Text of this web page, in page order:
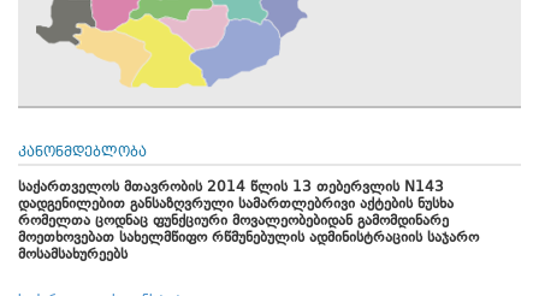
კანონმდებლობა
საქართველოს მთავრობის 2014 წლის 13 თებერვლის N143
დადგენილებით განსაზღვრული სამართლებრივი აქტების ნუსხა
რომელთა ცოდნაც ფუნქციური მოვალეობებიდან გამომდინარე
მოეთხოვებათ სახელმწიფო რწმუნებულის ადმინისტრაციის საჯარო
მოსამსახურეებს